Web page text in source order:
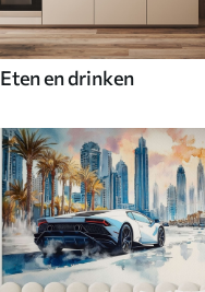
Eten en drinken